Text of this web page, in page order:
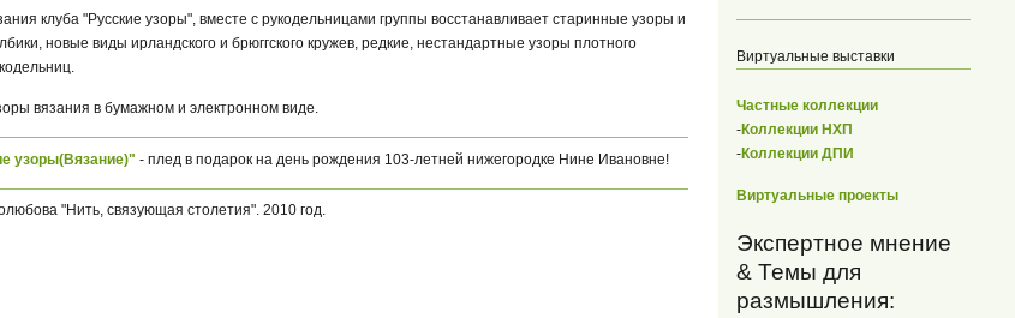
клуба "Русские узоры", вместе с рукодельницами группы восстанавливает старинные узоры и
новые виды ирландского и брюггского кружев, редкие, нестандартные узоры плотного
вязания в бумажном и электронном виде.
узоры(Вязание)" - плед в подарок на день рождения 103-летней нижегородке Нине Ивановне!
"Нить, связующая столетия". 2010 год.
Виртуальные выставки
Частные коллекции
-Коллекции НХП
-Коллекции ДПИ
Виртуальные проекты
Экспертное мнение
& Темы для
размышления: